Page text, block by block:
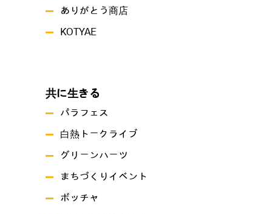
ありがとう商店
KOTYAE
共に生きる
パラフェス
白熱トークライブ
グリーンハーツ
まちづくりイベント
ボッチャ